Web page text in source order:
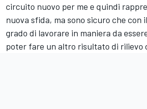
circuito nuovo per me e quindi
nuova sfida, ma sono sicuro che con
grado di lavorare in maniera da
poter fare un altro risultato di rilievo